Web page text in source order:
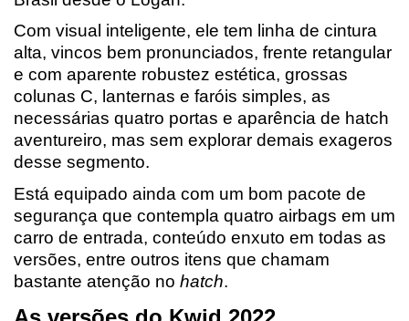
Com visual inteligente, ele tem linha de cintura
alta, vincos bem pronunciados, frente retangular
e com aparente robustez estética, grossas
colunas C, lanternas e faróis simples, as
necessárias quatro portas e aparência de hatch
aventureiro, mas sem explorar demais exageros
desse segmento.
Está equipado ainda com um bom pacote de
segurança que contempla quatro airbags em um
carro de entrada, conteúdo enxuto em todas as
versões, entre outros itens que chamam
bastante atenção no hatch.